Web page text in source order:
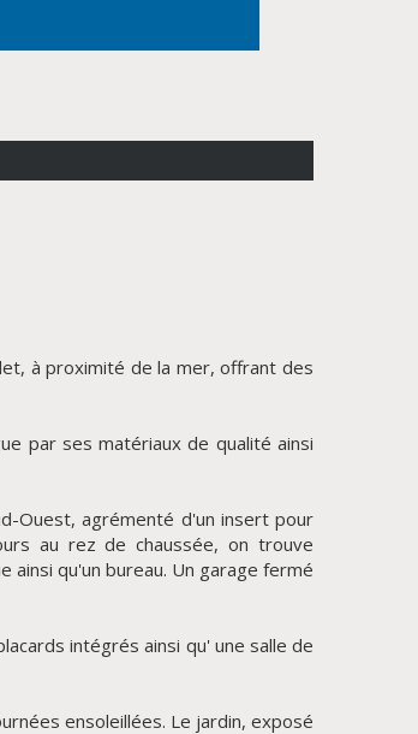
à proximité de la mer, offrant des
par ses matériaux de qualité ainsi
Ouest, agrémenté d'un insert pour
au rez de chaussée, on trouve
ainsi qu'un bureau. Un garage fermé
intégrés ainsi qu' une salle de
ensoleillées. Le jardin, exposé